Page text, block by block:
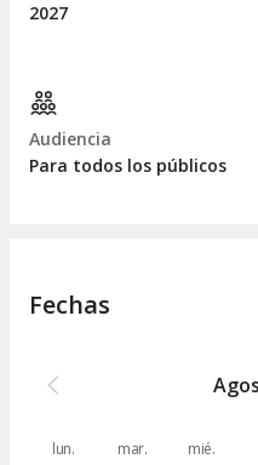
2027
Audiencia
Para todos los públicos
Fechas
lun. mar. mié.